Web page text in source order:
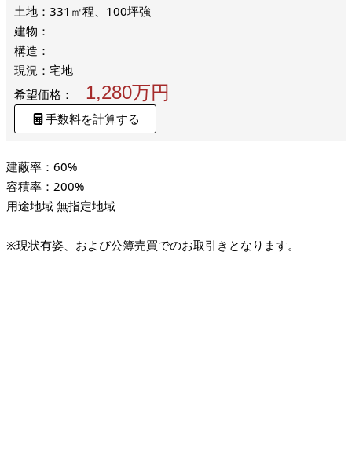
土地：331㎡程、100坪強
建物：
構造：
現況：宅地
希望価格：
1,280万円
手数料を計算する
建蔽率：60%
容積率：200%
用途地域 無指定地域
※現状有姿、および公簿売買でのお取引きとなります。